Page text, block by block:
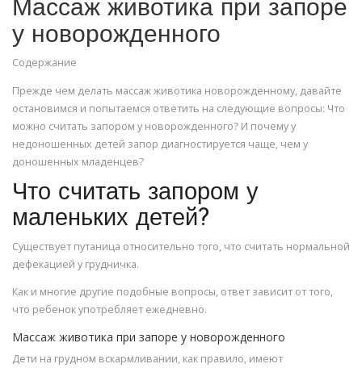
Массаж животика при запоре
у новорожденного
Содержание
Прежде чем делать массаж животика новорожденному, давайте
остановимся и попытаемся ответить на следующие вопросы: Что
можно считать запором у новорожденного? И почему у
недоношенных детей запор диагностируется чаще, чем у
доношенных младенцев?
Что считать запором у
маленьких детей?
Существует путаница относительно того, что считать нормальной
дефекацией у грудничка.
Как и многие другие подобные вопросы, ответ зависит от того,
что ребенок употребляет ежедневно.
Массаж животика при запоре у новорожденного
Дети на грудном вскармливании, как правило, имеют